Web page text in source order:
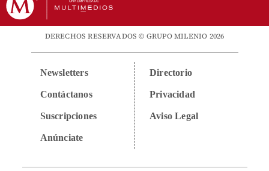
DERECHOS RESERVADOS © GRUPO MILENIO 2026
Newsletters
Contáctanos
Suscripciones
Anúnciate
Directorio
Privacidad
Aviso Legal